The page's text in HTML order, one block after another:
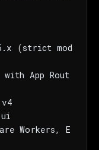
(strict mod
App Rout
Workers, E